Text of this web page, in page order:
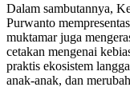
Dalam sambutannya,
Purwanto
muktamar juga
cetakan mengenai
praktis ekosistem
anak-anak, dan